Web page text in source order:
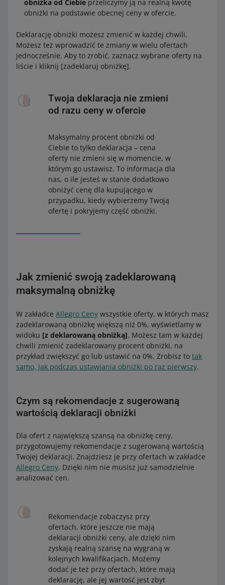
obniżka od Ciebie przeliczymy ją na realną kwotę
obniżki na podstawie obecnej ceny w ofercie.
Deklarację obniżki możesz zmienić w każdej chwili.
Możesz też wprowadzić te zmiany w wielu ofertach
jednocześnie. Aby to zrobić, zaznacz wybrane oferty na
liście i kliknij [zadeklaruj obniżkę].
Twoja deklaracja nie zmieni
od razu ceny w ofercie
Maksymalny procent obniżki od
Ciebie to tylko deklaracja – cena
oferty nie zmieni się w momencie, w
którym go ustawisz. To informacja dla
nas, o ile jesteś w stanie dodatkowo
obniżyć cenę dla kupującego w
przypadku, kiedy wybierzemy Twoją
ofertę i pokryjemy część obniżki.
Jak zmienić swoją zadeklarowaną
maksymalną obniżkę
W zakładce Allegro Ceny wszystkie oferty, w których masz
zadeklarowaną obniżkę większą niż 0%, wyświetlamy w
widoku [z deklarowaną obniżką]. Możesz tam w każdej
chwili zmienić zadeklarowany procent obniżki, na
przykład zwiększyć go lub ustawić na 0%. Zrobisz to tak
samo, jak podczas ustawiania obniżki po raz pierwszy.
Czym są rekomendacje z sugerowaną
wartością deklaracji obniżki
Dla ofert z największą szansą na obniżkę ceny,
przygotowujemy rekomendacje z sugerowaną wartością
Twojej deklaracji. Znajdziesz je przy ofertach w zakładce
Allegro Ceny. Dzięki nim nie musisz już samodzielnie
analizować cen.
Rekomendacje zobaczysz przy
ofertach, które jeszcze nie mają
deklaracji obniżki ceny, ale dzięki nim
zyskają realną szansę na wygraną w
kolejnych kwalifikacjach. Możemy
dodać je też przy ofertach, które mają
deklarację, ale jej wartość jest zbyt